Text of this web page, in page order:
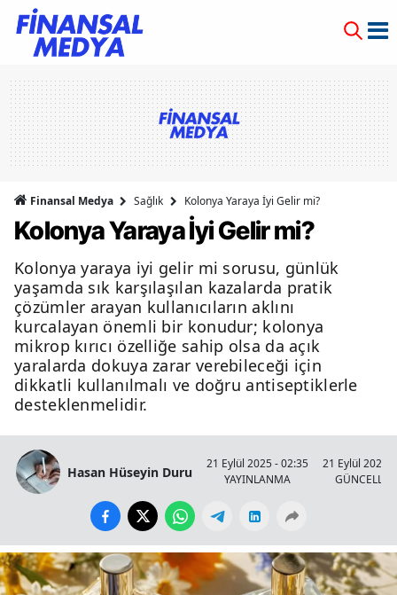
Finansal Medya Sağlık Kolonya Yaraya İyi Gelir mi?
Kolonya Yaraya İyi Gelir mi?
Kolonya yaraya iyi gelir mi sorusu, günlük
yaşamda sık karşılaşılan kazalarda pratik
çözümler arayan kullanıcıların aklını
kurcalayan önemli bir konudur; kolonya
mikrop kırıcı özelliğe sahip olsa da açık
yaralarda dokuya zarar verebileceği için
dikkatli kullanılmalı ve doğru antiseptiklerle
desteklenmelidir.
Hasan Hüseyin Duru
21 Eylül 2025 - 02:35
YAYINLANMA
21 Eylül 2025